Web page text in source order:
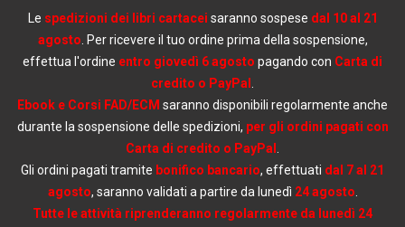
Le spedizioni dei libri cartacei saranno sospese dal 10 al 21
agosto . Per ricevere il tuo ordine prima della sospensione,
effettua l'ordine entro giovedì 6 agosto pagando con Carta di
credito o PayPal
Ebook e Corsi FAD/ECM saranno disponibili regolarmente anche
durante la sospensione delle spedizioni, per gli ordini pagati con
Carta di credito o PayPal
Gli ordini pagati tramite bonifico bancario, effettuati dal 7 al 21
agosto, saranno validati a partire da lunedì 24 agosto
Tutte le attività riprenderanno regolarmente da lunedì 24